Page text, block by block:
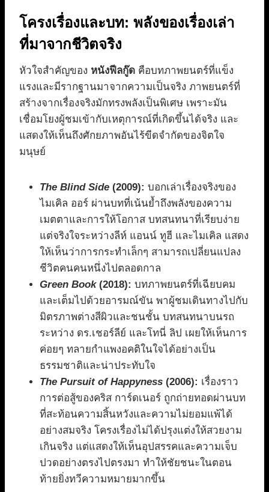
โครงเรื่องและบท: พลังของเรื่องเล่า
ที่มาจากชีวิตจริง
หัวใจสำคัญของ หนังฟีลกู๊ด คือบทภาพยนตร์ที่แข็ง
แรงและมีรากฐานมาจากความเป็นจริง ภาพยนตร์ที่
สร้างจากเรื่องจริงมักทรงพลังเป็นพิเศษ เพราะมัน
เชื่อมโยงผู้ชมเข้ากับเหตุการณ์ที่เกิดขึ้นได้จริง และ
แสดงให้เห็นถึงศักยภาพอันไร้ขีดจำกัดของจิตใจ
มนุษย์
The Blind Side (2009): บอกเล่าเรื่องจริงของ
ไมเคิล ออร์ ผ่านบทที่เน้นย้ำถึงพลังของความ
เมตตาและการให้โอกาส บทสนทนาที่เรียบง่าย
แต่จริงใจระหว่างลีห์ แอนน์ ทูฮี และไมเคิล แสดง
ให้เห็นว่าการกระทำเล็กๆ สามารถเปลี่ยนแปลง
ชีวิตคนคนหนึ่งไปตลอดกาล
Green Book(2018): บทภาพยนตร์ที่เฉียบคม
และเต็มไปด้วยอารมณ์ขัน พาผู้ชมเดินทางไปกับ
มิตรภาพต่างสีผิวและชนชั้น บทสนทนาบนรถ
ระหว่าง ดร.เชอร์ลีย์ และโทนี่ ลิป เผยให้เห็นการ
ค่อยๆ ทลายกำแพงอคติในใจได้อย่างเป็น
ธรรมชาติและน่าประทับใจ
The Pursuit of Happyness (2006): เรื่องราว
การต่อสู้ของคริส การ์ดเนอร์ ถูกถ่ายทอดผ่านบท
ที่สะท้อนความสิ้นหวังและความไม่ยอมแพ้ได้
อย่างสมจริง โครงเรื่องไม่ได้ปรุงแต่งให้สวยงาม
เกินจริง แต่แสดงให้เห็นอุปสรรคและความเจ็บ
ปวดอย่างตรงไปตรงมา ทำให้ชัยชนะในตอน
ท้ายยิ่งทวีความหมายมากขึ้น